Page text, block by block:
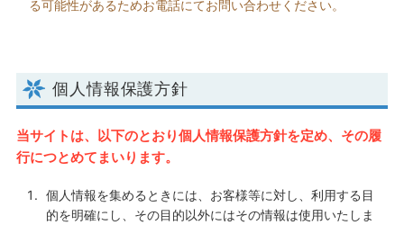
る可能性があるためお電話にてお問い合わせください。
個人情報保護方針
当サイトは、以下のとおり個人情報保護方針を定め、その履
行につとめてまいります。
個人情報を集めるときには、お客様等に対し、利用する目
的を明確にし、その目的以外にはその情報は使用いたしま